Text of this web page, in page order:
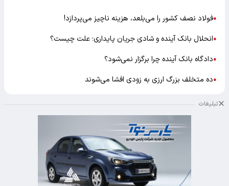
●فولاد نصف کشور را می‌بلعد، هزینه ناچیز می‌پردازد!
●انحلال بانک آینده و شادی جریان پایداری؛ علت چیست؟
●دادگاه بانک آینده چرا برگزار نمی‌شود؟
●ده متخلف بزرگ ارزی به زودی افشا می‌شوند
تبلیغات